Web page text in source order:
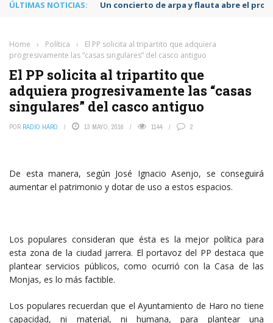
ÚLTIMAS NOTICIAS: Un concierto de arpa y flauta abre el
Home › Política ›
El PP solicita al tripartito que adquiera
progresivamente las “casas singulares” del casco antiguo
El PP solicita al tripartito que
adquiera progresivamente las “casas
singulares” del casco antiguo
POR RADIO HARO 13 MAYO, 2016 1144 2
De esta manera, según José Ignacio Asenjo, se conseguirá
aumentar el patrimonio y dotar de uso a estos espacios.
Los populares consideran que ésta es la mejor política para
esta zona de la ciudad jarrera. El portavoz del PP destaca que
plantear servicios públicos, como ocurrió con la Casa de las
Monjas, es lo más factible.
Los populares recuerdan que el Ayuntamiento de Haro no tiene
capacidad, ni material, ni humana, para plantear una